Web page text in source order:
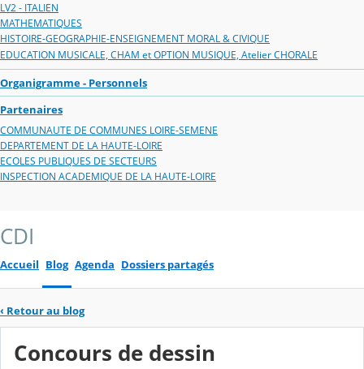
LV2 - ITALIEN
MATHEMATIQUES
HISTOIRE-GEOGRAPHIE-ENSEIGNEMENT MORAL & CIVIQUE
EDUCATION MUSICALE, CHAM et OPTION MUSIQUE, Atelier CHORALE
Organigramme - Personnels
Partenaires
COMMUNAUTE DE COMMUNES LOIRE-SEMENE
DEPARTEMENT DE LA HAUTE-LOIRE
ECOLES PUBLIQUES DE SECTEURS
INSPECTION ACADEMIQUE DE LA HAUTE-LOIRE
CDI
Accueil Blog Agenda Dossiers partagés
‹ Retour au blog
Concours de dessin